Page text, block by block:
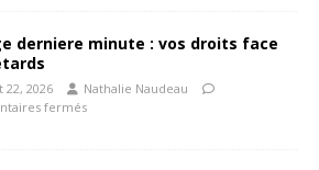
derniere minute : vos droits face
22, 2026
Nathalie Naudeau
fermés